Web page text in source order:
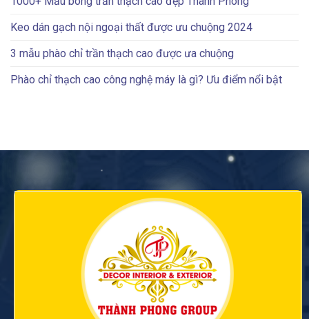
Keo dán gạch nội ngoại thất được ưu chuộng 2024
3 mẫu phào chỉ trần thạch cao được ưa chuộng
Phào chỉ thạch cao công nghệ máy là gì? Ưu điểm nổi bật